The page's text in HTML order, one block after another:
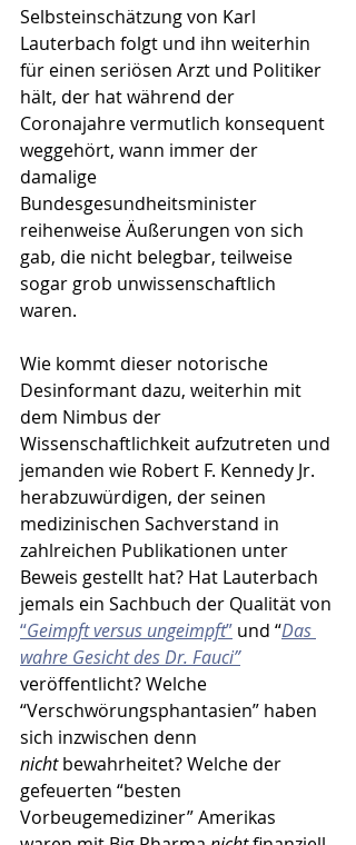
Selbsteinschätzung von Karl
Lauterbach folgt und ihn weiterhin
für einen seriösen Arzt und Politiker
hält, der hat während der
Coronajahre vermutlich konsequent
weggehört, wann immer der
damalige
Bundesgesundheitsminister
reihenweise Äußerungen von sich
gab, die nicht belegbar, teilweise
sogar grob unwissenschaftlich
waren.
Wie kommt dieser notorische
Desinformant dazu, weiterhin mit
dem Nimbus der
Wissenschaftlichkeit aufzutreten und
jemanden wie Robert F. Kennedy Jr.
herabzuwürdigen, der seinen
medizinischen Sachverstand in
zahlreichen Publikationen unter
Beweis gestellt hat? Hat Lauterbach
jemals ein Sachbuch der Qualität von
“Geimpft versus ungeimpft” und “Das
wahre Gesicht des Dr. Fauci”
veröffentlicht? Welche
“Verschwörungsphantasien” haben
sich inzwischen denn
nicht bewahrheitet? Welche der
gefeuerten “besten
Vorbeugemediziner” Amerikas